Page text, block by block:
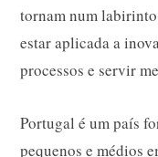
tornam num
estar aplicada a
processos e servir
Portugal é um país
pequenos e médios